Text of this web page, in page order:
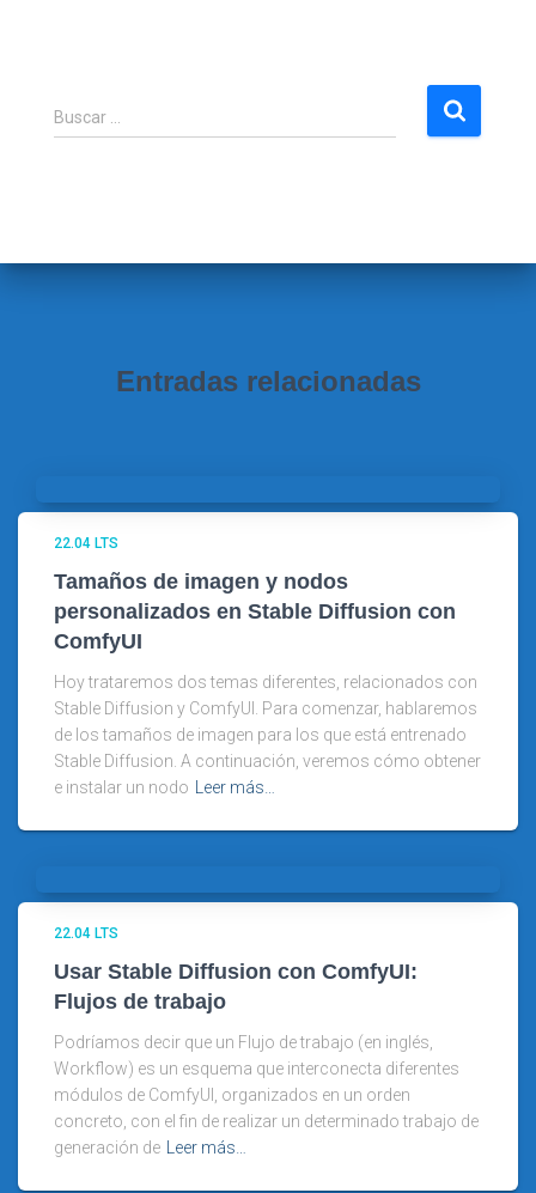
B
u
:
Buscar …
Entradas relacionadas
22.04 LTS
Tamaños de imagen y nodos
personalizados en Stable Diffusion con
ComfyUI
Hoy trataremos dos temas diferentes, relacionados con
Stable Diffusion y ComfyUI. Para comenzar, hablaremos
de los tamaños de imagen para los que está entrenado
Stable Diffusion. A continuación, veremos cómo obtener
e instalar un nodo
Leer más…
22.04 LTS
Usar Stable Diffusion con ComfyUI:
Flujos de trabajo
Podríamos decir que un Flujo de trabajo (en inglés,
Workflow) es un esquema que interconecta diferentes
módulos de ComfyUI, organizados en un orden
concreto, con el fin de realizar un determinado trabajo de
generación de
Leer más…